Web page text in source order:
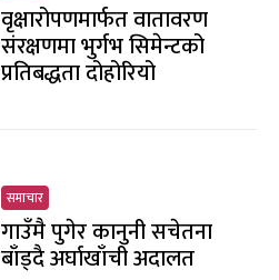
वृक्षारोपणमार्फत वातावरण
संरक्षणमा भुर्गभ सिमेन्टको
प्रतिबद्धता दोहोरियो
समाचार
गाउँमै पुगेर कानुनी सचेतना
बाँड्दै अर्घाखाँची अदालत